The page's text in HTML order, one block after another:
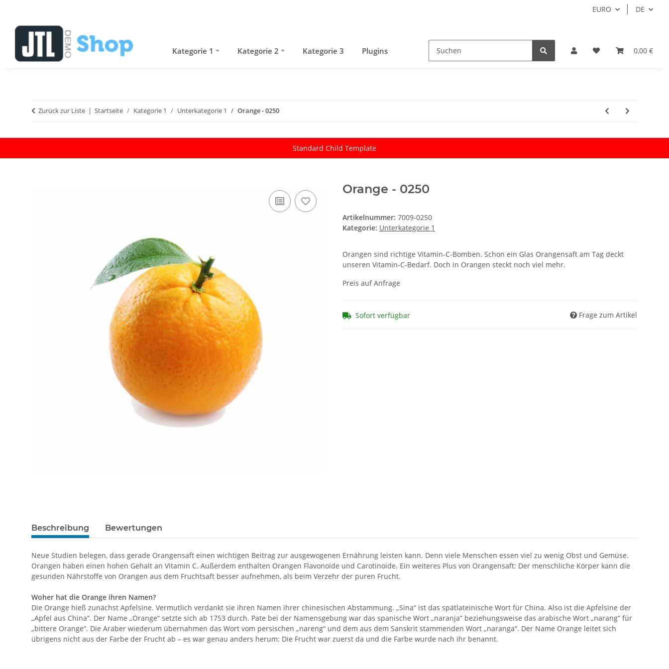
EURO DE
0,00 €
Kategorie 1 Kategorie 2 Kategorie 3 Plugins
Zurück zur Liste Startseite Kategorie 1 Unterkategorie 1 Orange - 0250
Standard Child Template
Orange - 0250
Artikelnummer: 7009-0250
Kategorie: Unterkategorie 1
Orangen sind richtige Vitamin-C-Bomben. Schon ein Glas Orangensaft am Tag deckt
unseren Vitamin-C-Bedarf. Doch in Orangen steckt noch viel mehr.
Preis auf Anfrage
Sofort verfügbar Frage zum Artikel
Beschreibung Bewertungen
Neue Studien belegen, dass gerade Orangensaft einen wichtigen Beitrag zur ausgewogenen Ernährung leisten kann. Denn viele Menschen essen viel zu wenig Obst und Gemüse.
Orangen haben einen hohen Gehalt an Vitamin C. Außerdem enthalten Orangen Flavonoide und Carotinoide. Ein weiteres Plus von Orangensaft: Der menschliche Körper kann die
gesunden Nährstoffe von Orangen aus dem Fruchtsaft besser aufnehmen, als beim Verzehr der puren Frucht.
Woher hat die Orange ihren Namen?
Die Orange hieß zunächst Apfelsine. Vermutlich verdankt sie ihren Namen ihrer chinesischen Abstammung. „Sina“ ist das spätlateinische Wort für China. Also ist die Apfelsine der
„Apfel aus China“. Der Name „Orange“ setzte sich ab 1753 durch. Pate bei der Namensgebung war das spanische Wort „naranja“ beziehungsweise das arabische Wort „narang“ für
„bittere Orange“. Die Araber wiederum übernahmen das Wort vom persischen „nareng“ und dem aus dem Sanskrit stammenden Wort „naranga“. Der Name Orange leitet sich
übrigens nicht aus der Farbe der Frucht ab – es war genau anders herum: Die Frucht war zuerst da und die Farbe wurde nach ihr benannt.